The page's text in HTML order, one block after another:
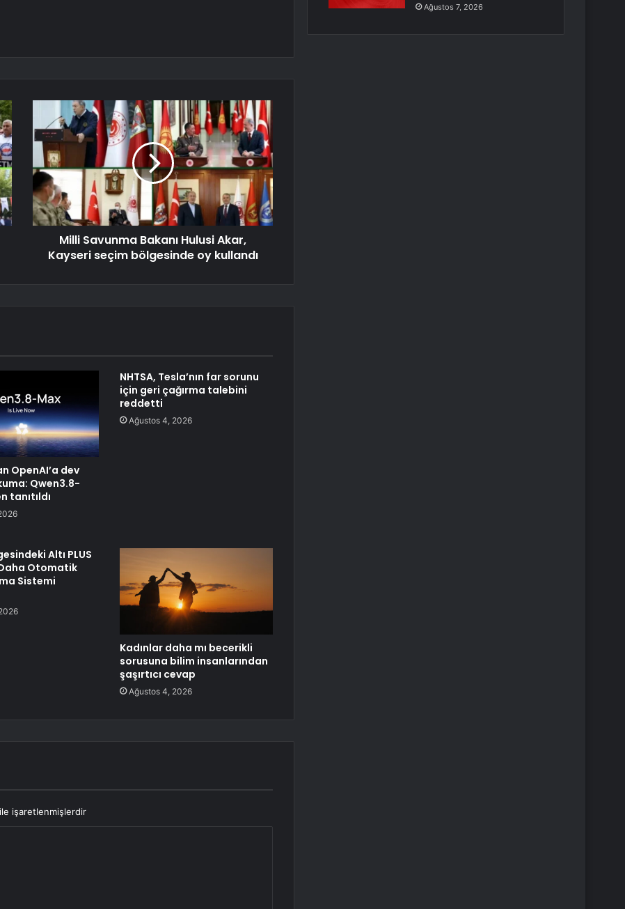
Milli Savunma Bakanı Hulusi Akar,
Kayseri seçim bölgesinde oy kullandı
OpenAI’a dev
Qwen3.8-
tanıtıldı
NHTSA, Tesla’nın far sorunu
için geri çağırma talebini
reddetti
Ağustos 4, 2026
Altı PLUS
Otomatik
Sistemi
Kadınlar daha mı becerikli
sorusuna bilim insanlarından
şaşırtıcı cevap
Ağustos 4, 2026
ile işaretlenmişlerdir
Ağustos 7, 2026